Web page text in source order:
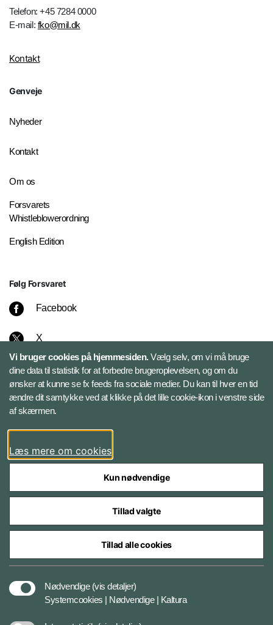
Telefon: +45 7284 0000
E-mail: fko@mil.dk
Kontakt
Genveje
Nyheder
Kontakt
Om os
Forsvarets
Whistleblowerordning
English Edition
Følg Forsvaret
Facebook
X
Instagram
Bluesky
LinkedIn
Styrelser og myndigheder under Forsvarsministeriet
Vi bruger cookies på hjemmesiden.Vælg selv, om vi må bruge
dine data til statistik for at forbedre brugeroplevelsen, og om du
ønsker at kunne se fx feeds fra sociale medier. Du kan til hver en tid
ændre dit samtykke ved at klikke på det lille cookie-ikon i venstre side
af skærmen.
Læs mere om cookies
Kun nødvendige
Tillad valgte
Tillad alle cookies
Nødvendige (vis detaljer)
Systemcookies | Nødvendige | Kaltura